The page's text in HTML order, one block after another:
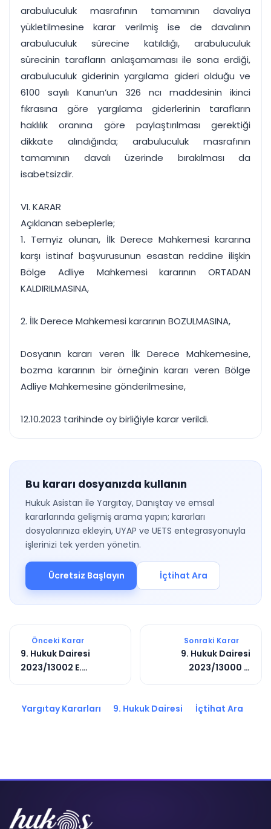
arabuluculuk masrafının tamamının davalıya
yükletilmesine karar verilmiş ise de davalının
arabuluculuk sürecine katıldığı, arabuluculuk
sürecinin tarafların anlaşamaması ile sona erdiği,
arabuluculuk giderinin yargılama gideri olduğu ve
6100 sayılı Kanun’un 326 ncı maddesinin ikinci
fıkrasına göre yargılama giderlerinin tarafların
haklılık oranına göre paylaştırılması gerektiği
dikkate alındığında; arabuluculuk masrafının
tamamının davalı üzerinde bırakılması da
isabetsizdir.
VI. KARAR
Açıklanan sebeplerle;
1. Temyiz olunan, İlk Derece Mahkemesi kararına
karşı istinaf başvurusunun esastan reddine ilişkin
Bölge Adliye Mahkemesi kararının ORTADAN
KALDIRILMASINA,
2. İlk Derece Mahkemesi kararının BOZULMASINA,
Dosyanın kararı veren İlk Derece Mahkemesine,
bozma kararının bir örneğinin kararı veren Bölge
Adliye Mahkemesine gönderilmesine,
12.10.2023 tarihinde oy birliğiyle karar verildi.
Bu kararı dosyanızda kullanın
Hukuk Asistan ile Yargıtay, Danıştay ve emsal
kararlarında gelişmiş arama yapın; kararları
dosyalarınıza ekleyin, UYAP ve UETS entegrasyonuyla
işlerinizi tek yerden yönetin.
Ücretsiz Başlayın İçtihat Ara
Önceki Karar
9. Hukuk Dairesi
2023/13002 E.
Sonraki Karar
9. Hukuk Dairesi
2023/13000 E.
Yargıtay Kararları 9. Hukuk Dairesi İçtihat Ara